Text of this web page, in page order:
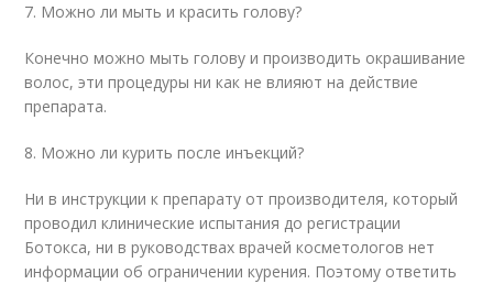
7. Можно ли мыть и красить голову?
Конечно можно мыть голову и производить окрашивание
волос, эти процедуры ни как не влияют на действие
препарата.
8. Можно ли курить после инъекций?
Ни в инструкции к препарату от производителя, который
проводил клинические испытания до регистрации
Ботокса, ни в руководствах врачей косметологов нет
информации об ограничении курения. Поэтому ответить